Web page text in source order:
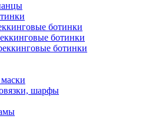
ботинки
ботинки
ботинки
шарфы